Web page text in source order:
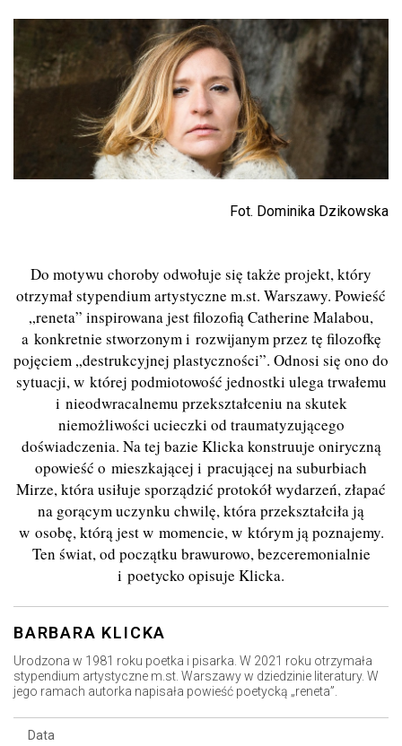
Fot. Dominika Dzikowska
Do motywu choroby odwołuje się także projekt, który
otrzymał stypendium artystyczne m.st. Warszawy. Powieść
„reneta” inspirowana jest filozofią Catherine Malabou,
a konkretnie stworzonym i rozwijanym przez tę filozofkę
pojęciem „destrukcyjnej plastyczności”. Odnosi się ono do
sytuacji, w której podmiotowość jednostki ulega trwałemu
i nieodwracalnemu przekształceniu na skutek
niemożliwości ucieczki od traumatyzującego
doświadczenia. Na tej bazie Klicka konstruuje oniryczną
opowieść o mieszkającej i pracującej na suburbiach
Mirze, która usiłuje sporządzić protokół wydarzeń, złapać
na gorącym uczynku chwilę, która przekształciła ją
w osobę, którą jest w momencie, w którym ją poznajemy.
Ten świat, od początku brawurowo, bezceremonialnie
i poetycko opisuje Klicka.
BARBARA KLICKA
Urodzona w 1981 roku poetka i pisarka. W 2021 roku otrzymała
stypendium artystyczne m.st. Warszawy w dziedzinie literatury. W
jego ramach autorka napisała powieść poetycką „reneta”.
Data